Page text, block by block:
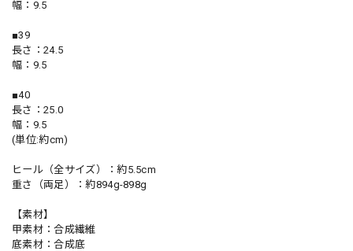
幅：9.5
■39
長さ：24.5
幅：9.5
■40
長さ：25.0
幅：9.5
(単位:約cm)
ヒール（全サイズ）：約5.5cm
重さ（両足）：約894g-898g
【素材】
甲素材：合成繊維
底素材：合成底